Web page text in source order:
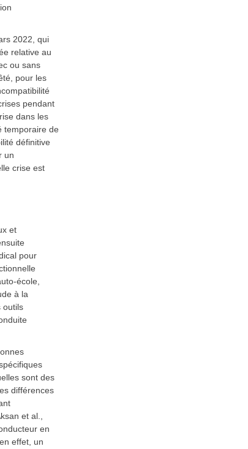
2022, qui
relative au
ou sans
pour les
pendant
dans les
temporaire de
définitive
un
crise est
et
pour
école,
à la
outils
sont des
différences
et al.,
en
effet, un